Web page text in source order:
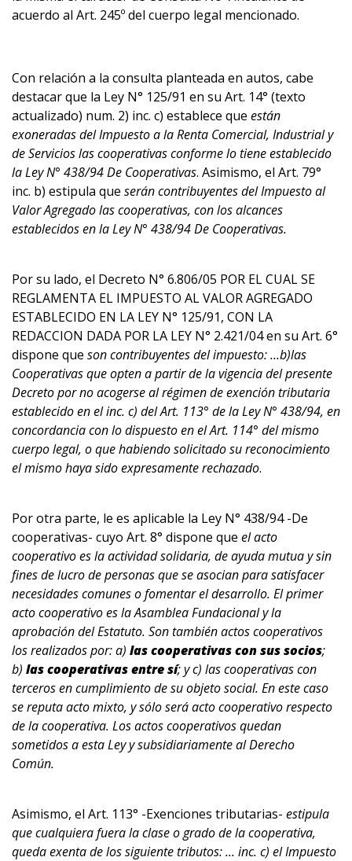
acuerdo al Art. 245º del cuerpo legal mencionado.
Con relación a la consulta planteada en autos, cabe
destacar que la Ley N° 125/91 en su Art. 14° (texto
actualizado) num. 2) inc. c) establece que están
exoneradas del Impuesto a la Renta Comercial, Industrial y
de Servicios las cooperativas conforme lo tiene establecido
la Ley N° 438/94 De Cooperativas. Asimismo, el Art. 79°
inc. b) estipula que serán contribuyentes del Impuesto al
Valor Agregado las cooperativas, con los alcances
establecidos en la Ley N° 438/94 De Cooperativas.
Por su lado, el Decreto N° 6.806/05 POR EL CUAL SE
REGLAMENTA EL IMPUESTO AL VALOR AGREGADO
ESTABLECIDO EN LA LEY N° 125/91, CON LA
REDACCION DADA POR LA LEY N° 2.421/04 en su Art. 6°
dispone que son contribuyentes del impuesto: ...b)las
Cooperativas que opten a partir de la vigencia del presente
Decreto por no acogerse al régimen de exención tributaria
establecido en el inc. c) del Art. 113° de la Ley N° 438/94, en
concordancia con lo dispuesto en el Art. 114° del mismo
cuerpo legal, o que habiendo solicitado su reconocimiento
el mismo haya sido expresamente rechazado.
Por otra parte, le es aplicable la Ley N° 438/94 -De
cooperativas- cuyo Art. 8° dispone que el acto
cooperativo es la actividad solidaria, de ayuda mutua y sin
fines de lucro de personas que se asocian para satisfacer
necesidades comunes o fomentar el desarrollo. El primer
acto cooperativo es la Asamblea Fundacional y la
aprobación del Estatuto. Son también actos cooperativos
los realizados por: a) las cooperativas con sus socios;
b) las cooperativas entre sí; y c) las cooperativas con
terceros en cumplimiento de su objeto social. En este caso
se reputa acto mixto, y sólo será acto cooperativo respecto
de la cooperativa. Los actos cooperativos quedan
sometidos a esta Ley y subsidiariamente al Derecho
Común.
Asimismo, el Art. 113° -Exenciones tributarias- estipula
que cualquiera fuera la clase o grado de la cooperativa,
queda exenta de los siguiente tributos: ... inc. c) el Impuesto